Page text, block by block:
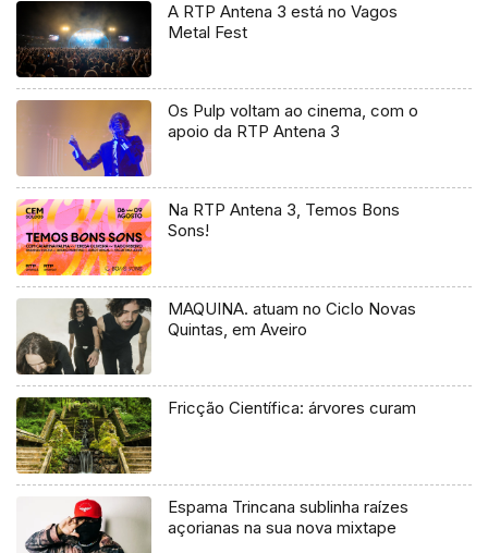
A RTP Antena 3 está no Vagos
Metal Fest
Os Pulp voltam ao cinema, com o
apoio da RTP Antena 3
Na RTP Antena 3, Temos Bons
Sons!
MAQUINA. atuam no Ciclo Novas
Quintas, em Aveiro
Fricção Científica: árvores curam
Espama Trincana sublinha raízes
açorianas na sua nova mixtape